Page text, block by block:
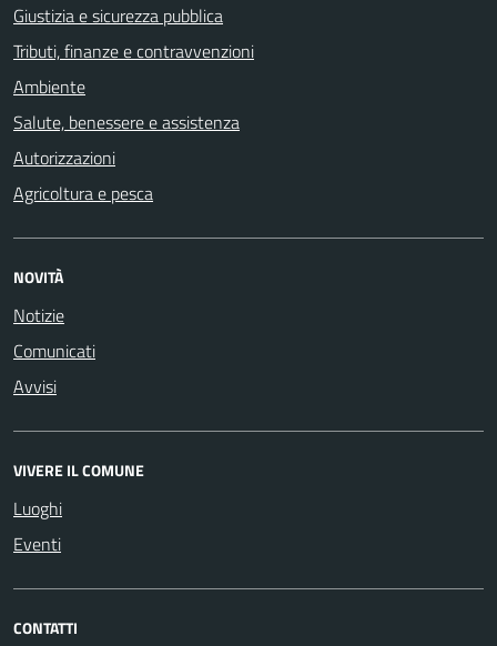
Giustizia e sicurezza pubblica
Tributi, finanze e contravvenzioni
Ambiente
Salute, benessere e assistenza
Autorizzazioni
Agricoltura e pesca
NOVITÀ
Notizie
Comunicati
Avvisi
VIVERE IL COMUNE
Luoghi
Eventi
CONTATTI